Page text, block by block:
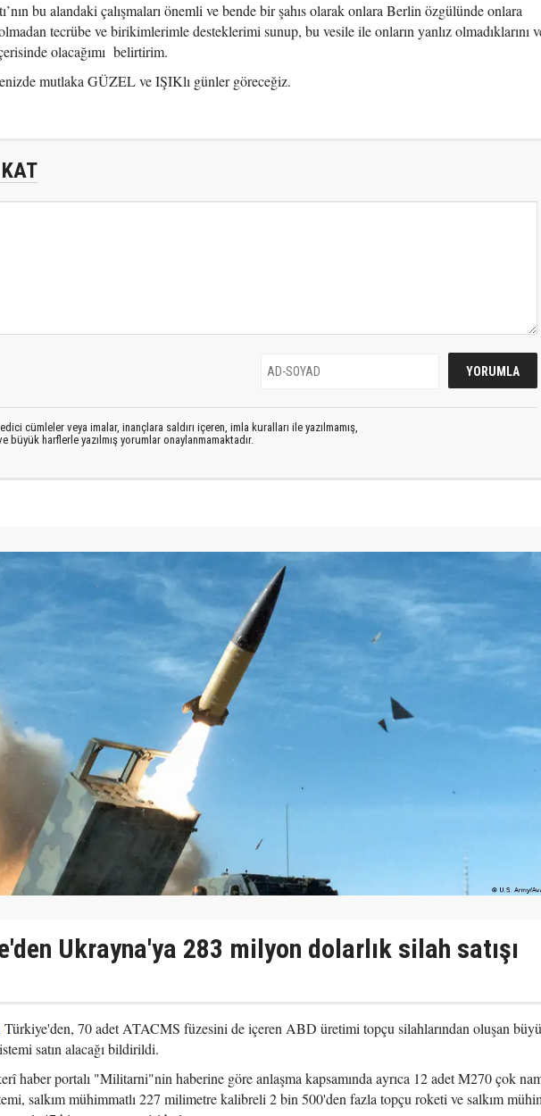
bu alandaki çalışmaları önemli ve bende bir şahıs olarak onlara Berlin özgülünde onlara
tecrübe ve birikimlerimle desteklerimi sunup, bu vesile ile onların yanlız olmadıklarını
olacağımı belirtirim.
mutlaka GÜZEL ve IŞIKlı günler göreceğiz.
cümleler veya imalar, inançlara saldırı içeren, imla kuralları ile yazılmamış,
büyük harflerle yazılmış yorumlar onaylanmamaktadır.
Ukrayna'ya 283 milyon dolarlık silah satışı
Türkiye'den, 70 adet ATACMS füzesini de içeren ABD üretimi topçu silahlarından oluşan
satın alacağı bildirildi.
haber portalı "Militarni"nin haberine göre anlaşma kapsamında ayrıca 12 adet M270 çok
salkım mühimmatlı 227 milimetre kalibreli 2 bin 500'den fazla topçu roketi ve salkım